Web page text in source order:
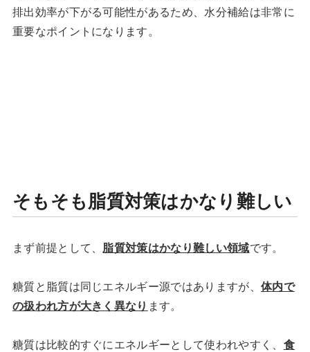
排出効率が下がる可能性があるため、水分補給は非常に
重要なポイントになります。
そもそも脂質対策はかなり難しい
まず前提として、 脂質対策はかなり難しい領域です。
糖質と脂質は同じエネルギー源ではありますが、 体内で
の扱われ方が大きく異なり ます。
糖質は比較的すぐにエネルギーとして使われやすく、 食